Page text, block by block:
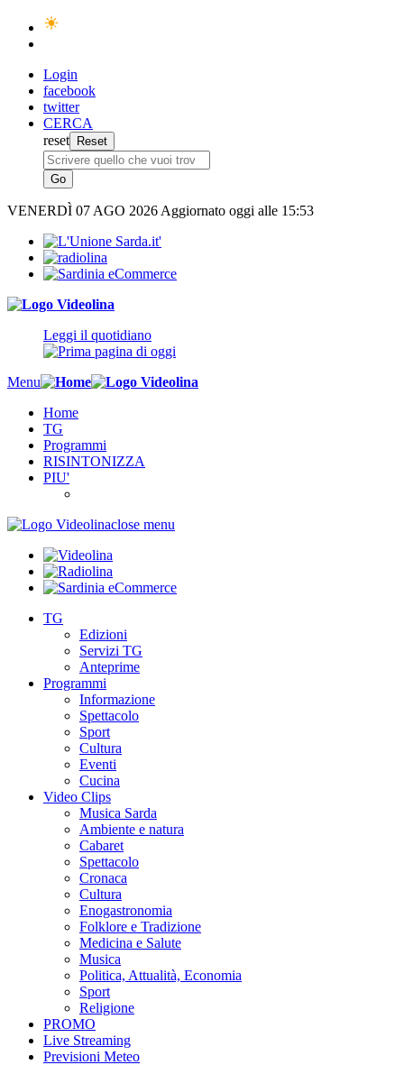
Login
facebook
twitter
CERCA
reset
VENERDÌ 07 AGO 2026 Aggiornato oggi alle 15:53
Leggi il quotidiano
Menu
Home
TG
Programmi
RISINTONIZZA
PIU'
close menu
TG
Edizioni
Servizi TG
Anteprime
Programmi
Informazione
Spettacolo
Sport
Cultura
Eventi
Cucina
Video Clips
Musica Sarda
Ambiente e natura
Cabaret
Spettacolo
Cronaca
Cultura
Enogastronomia
Folklore e Tradizione
Medicina e Salute
Musica
Politica, Attualità, Economia
Sport
Religione
PROMO
Live Streaming
Previsioni Meteo